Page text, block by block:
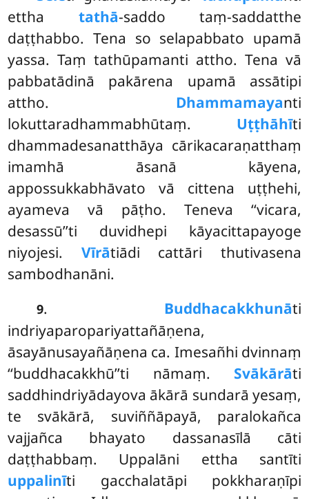
ettha tathā-saddo taṃ-saddatthe
daṭṭhabbo. Tena so selapabbato upamā
yassa. Taṃ tathūpamanti attho. Tena vā
pabbatādinā pakārena upamā assātipi
attho. Dhammamayanti
lokuttaradhammabhūtaṃ. Uṭṭhāhīti
dhammadesanatthāya cārikacaraṇatthaṃ
imamhā āsanā kāyena,
appossukkabhāvato vā cittena uṭṭhehi,
ayameva vā pāṭho. Teneva ‘‘vicara,
desassū’’ti duvidhepi kāyacittapayoge
niyojesi. Vīrātiādi cattāri thutivasena
sambodhanāni.
9. Buddhacakkhunāti
indriyaparopariyattañāṇena,
āsayānusayañāṇena ca. Imesañhi dvinnaṃ
‘‘buddhacakkhū’’ti nāmaṃ. Svākārāti
saddhindriyādayova ākārā sundarā yesaṃ,
te svākārā, suviññāpayā, paralokañca
vajjañca bhayato dassanasīlā cāti
daṭṭhabbaṃ. Uppalāni ettha santīti
uppalinīti gacchalatāpi pokkharaṇīpi